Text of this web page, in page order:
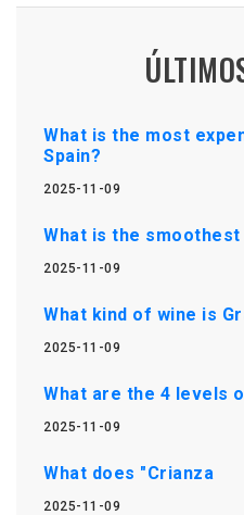
What is the most
Spain?
2025-11-09
What is the
2025-11-09
What kind of wine is
2025-11-09
What are the 4 levels
2025-11-09
What does "Crianza
2025-11-09